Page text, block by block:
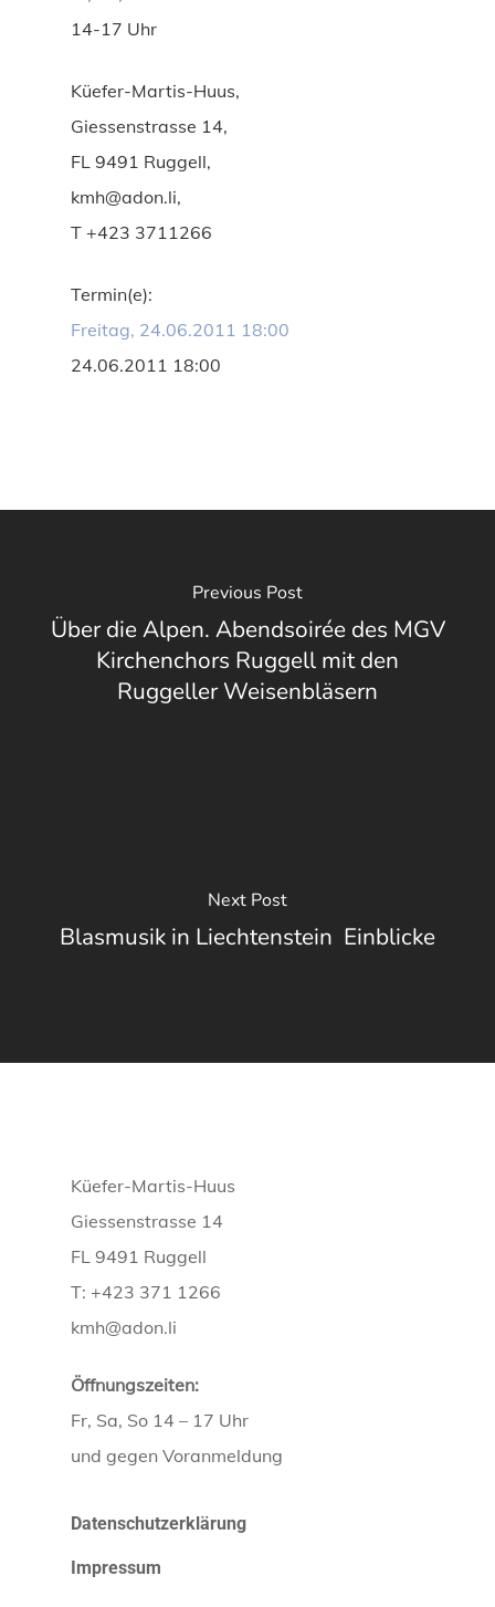
14-17 Uhr
Küefer-Martis-Huus,
Giessenstrasse 14,
FL 9491 Ruggell,
kmh@adon.li,
T +423 3711266
Termin(e):
Freitag, 24.06.2011 18:00
24.06.2011 18:00
Previous Post
Über die Alpen. Abendsoirée des MGV
Kirchenchors Ruggell mit den
Ruggeller Weisenbläsern
Next Post
Blasmusik in Liechtenstein  Einblicke
Küefer-Martis-Huus
Giessenstrasse 14
FL 9491 Ruggell
T: +423 371 1266
kmh@adon.li
Öffnungszeiten:
Fr, Sa, So 14 – 17 Uhr
und gegen Voranmeldung
Datenschutzerklärung
Impressum